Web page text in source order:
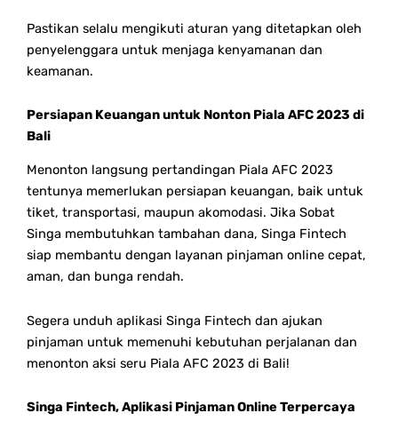
Pastikan selalu mengikuti aturan yang ditetapkan oleh
penyelenggara untuk menjaga kenyamanan dan
keamanan.
Persiapan Keuangan untuk Nonton Piala AFC 2023 di
Bali
Menonton langsung pertandingan Piala AFC 2023
tentunya memerlukan persiapan keuangan, baik untuk
tiket, transportasi, maupun akomodasi. Jika Sobat
Singa membutuhkan tambahan dana, Singa Fintech
siap membantu dengan layanan pinjaman online cepat,
aman, dan bunga rendah.
Segera unduh aplikasi Singa Fintech dan ajukan
pinjaman untuk memenuhi kebutuhan perjalanan dan
menonton aksi seru Piala AFC 2023 di Bali!
Singa Fintech, Aplikasi Pinjaman Online Terpercaya